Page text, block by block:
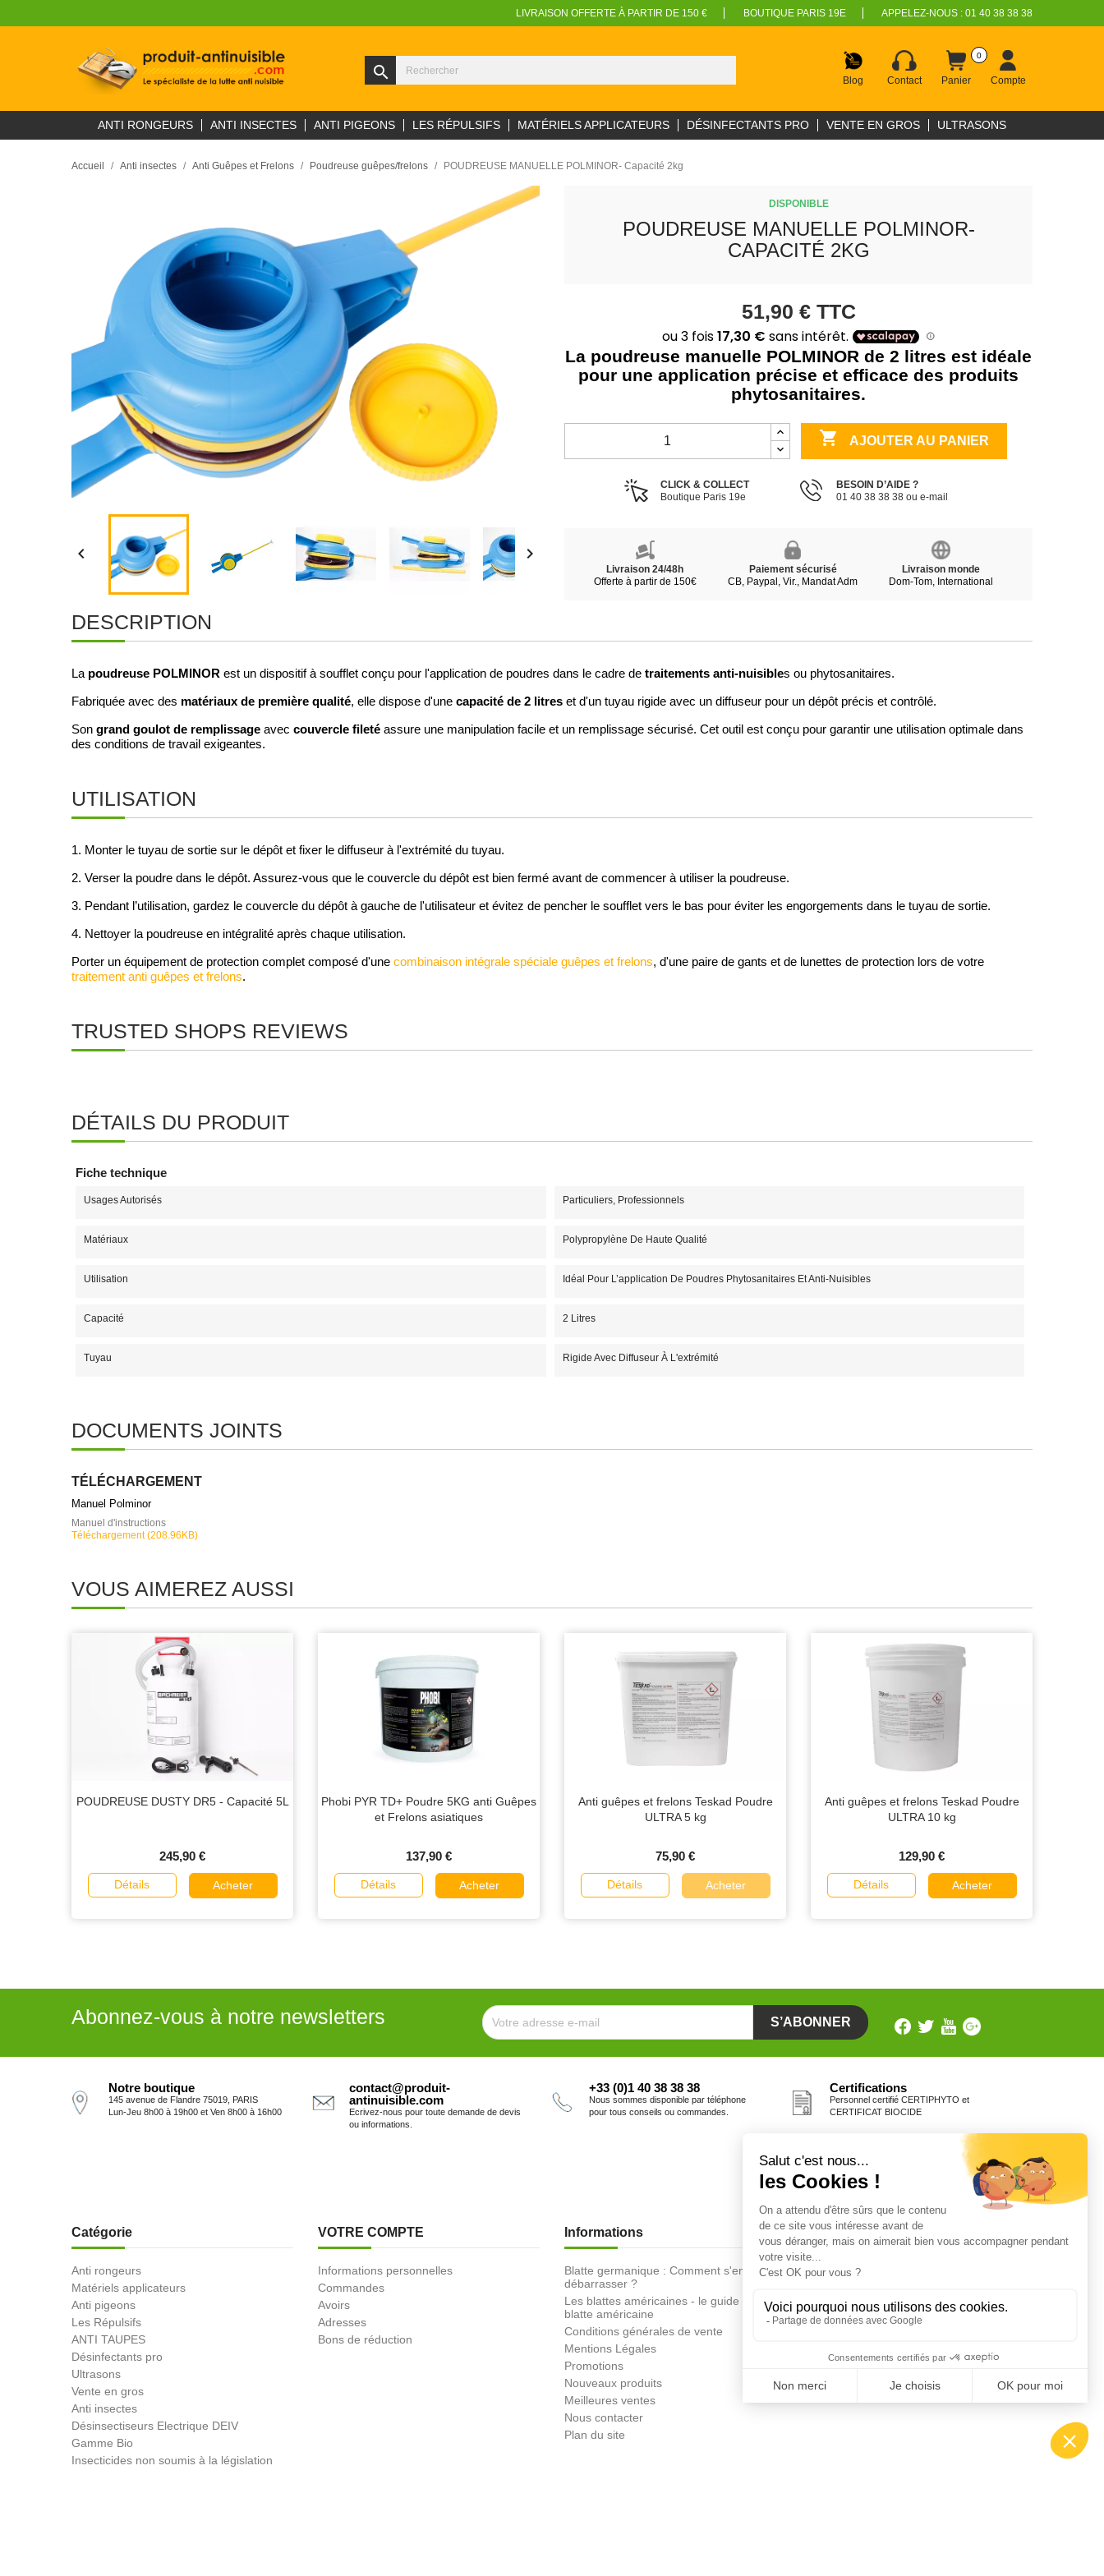
LIVRAISON OFFERTE À PARTIR DE 150 € BOUTIQUE PARIS 19E APPELEZ-NOUS : 01 40 38 38 38
search Blog Contact Panier
0
Compte
ANTI RONGEURS ANTI INSECTES ANTI PIGEONS LES RÉPULSIFS MATÉRIELS APPLICATEURS DÉSINFECTANTS PRO VENTE EN GROS ULTRASONS
Accueil Anti insectes Anti Guêpes et Frelons Poudreuse guêpes/frelons POUDREUSE MANUELLE POLMINOR- Capacité 2kg
 
DISPONIBLE
POUDREUSE MANUELLE POLMINOR-
CAPACITÉ 2KG
51,90 € TTC
La poudreuse manuelle POLMINOR de 2 litres est idéale
pour une application précise et efficace des produits
phytosanitaires.
 AJOUTER AU PANIER
CLICK & COLLECT
Boutique Paris 19e
BESOIN D’AIDE ?
01 40 38 38 38 ou e-mail
Livraison 24/48h
Offerte à partir de 150€
Paiement sécurisé
CB, Paypal, Vir., Mandat Adm
Livraison monde
Dom-Tom, International
DESCRIPTION
La poudreuse POLMINOR est un dispositif à soufflet conçu pour l'application de poudres dans le cadre de traitements anti-nuisibles ou phytosanitaires.
Fabriquée avec des matériaux de première qualité, elle dispose d'une capacité de 2 litres et d'un tuyau rigide avec un diffuseur pour un dépôt précis et contrôlé.
Son grand goulot de remplissage avec couvercle fileté assure une manipulation facile et un remplissage sécurisé. Cet outil est conçu pour garantir une utilisation optimale dans
des conditions de travail exigeantes.
UTILISATION
1. Monter le tuyau de sortie sur le dépôt et fixer le diffuseur à l'extrémité du tuyau.
2. Verser la poudre dans le dépôt. Assurez-vous que le couvercle du dépôt est bien fermé avant de commencer à utiliser la poudreuse.
3. Pendant l’utilisation, gardez le couvercle du dépôt à gauche de l'utilisateur et évitez de pencher le soufflet vers le bas pour éviter les engorgements dans le tuyau de sortie.
4. Nettoyer la poudreuse en intégralité après chaque utilisation.
Porter un équipement de protection complet composé d'une combinaison intégrale spéciale guêpes et frelons, d'une paire de gants et de lunettes de protection lors de votre
traitement anti guêpes et frelons.
TRUSTED SHOPS REVIEWS
DÉTAILS DU PRODUIT
Fiche technique
Usages Autorisés Particuliers, Professionnels
Matériaux Polypropylène De Haute Qualité
Utilisation Idéal Pour L’application De Poudres Phytosanitaires Et Anti-Nuisibles
Capacité 2 Litres
Tuyau Rigide Avec Diffuseur À L'extrémité
DOCUMENTS JOINTS
TÉLÉCHARGEMENT
Manuel Polminor
Manuel d'instructions
Téléchargement (208.96KB)
VOUS AIMEREZ AUSSI
POUDREUSE DUSTY DR5 - Capacité 5L
245,90 €
Détails Acheter
Phobi PYR TD+ Poudre 5KG anti Guêpes
et Frelons asiatiques
137,90 €
Détails Acheter
Anti guêpes et frelons Teskad Poudre
ULTRA 5 kg
75,90 €
Détails Acheter
Anti guêpes et frelons Teskad Poudre
ULTRA 10 kg
129,90 €
Détails Acheter
Abonnez-vous à notre newsletters
Notre boutique
145 avenue de Flandre 75019, PARIS
Lun-Jeu 8h00 à 19h00 et Ven 8h00 à 16h00
contact@produit-
antinuisible.com
Ecrivez-nous pour toute demande de devis
ou informations.
+33 (0)1 40 38 38 38
Nous sommes disponible par téléphone
pour tous conseils ou commandes.
Certifications
Personnel certifié CERTIPHYTO et
CERTIFICAT BIOCIDE
Catégorie
Anti rongeurs
Matériels applicateurs
Anti pigeons
Les Répulsifs
ANTI TAUPES
Désinfectants pro
Ultrasons
Vente en gros
Anti insectes
Désinsectiseurs Electrique DEIV
Gamme Bio
Insecticides non soumis à la législation
VOTRE COMPTE
Informations personnelles
Commandes
Avoirs
Adresses
Bons de réduction
Informations
Blatte germanique : Comment s'en
débarrasser ?
Les blattes américaines - le guide de la
blatte américaine
Conditions générales de vente
Mentions Légales
Promotions
Nouveaux produits
Meilleures ventes
Nous contacter
Plan du site
Fiches conseils
Insecte